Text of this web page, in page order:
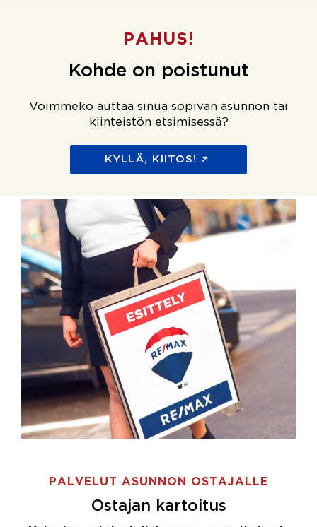
PAHUS!
Kohde on poistunut
Voimmeko auttaa sinua sopivan asunnon tai
kiinteistön etsimisessä?
KYLLÄ, KIITOS!
PALVELUT ASUNNON OSTAJALLE
Ostajan kartoitus